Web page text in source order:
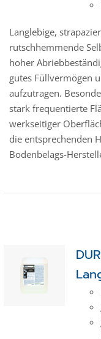
Langlebige,
rutschhemmende
hoher
gutes Füllvermögen
aufzutragen.
stark frequentierte
werkseitiger
die entsprechenden
Bodenbelags-